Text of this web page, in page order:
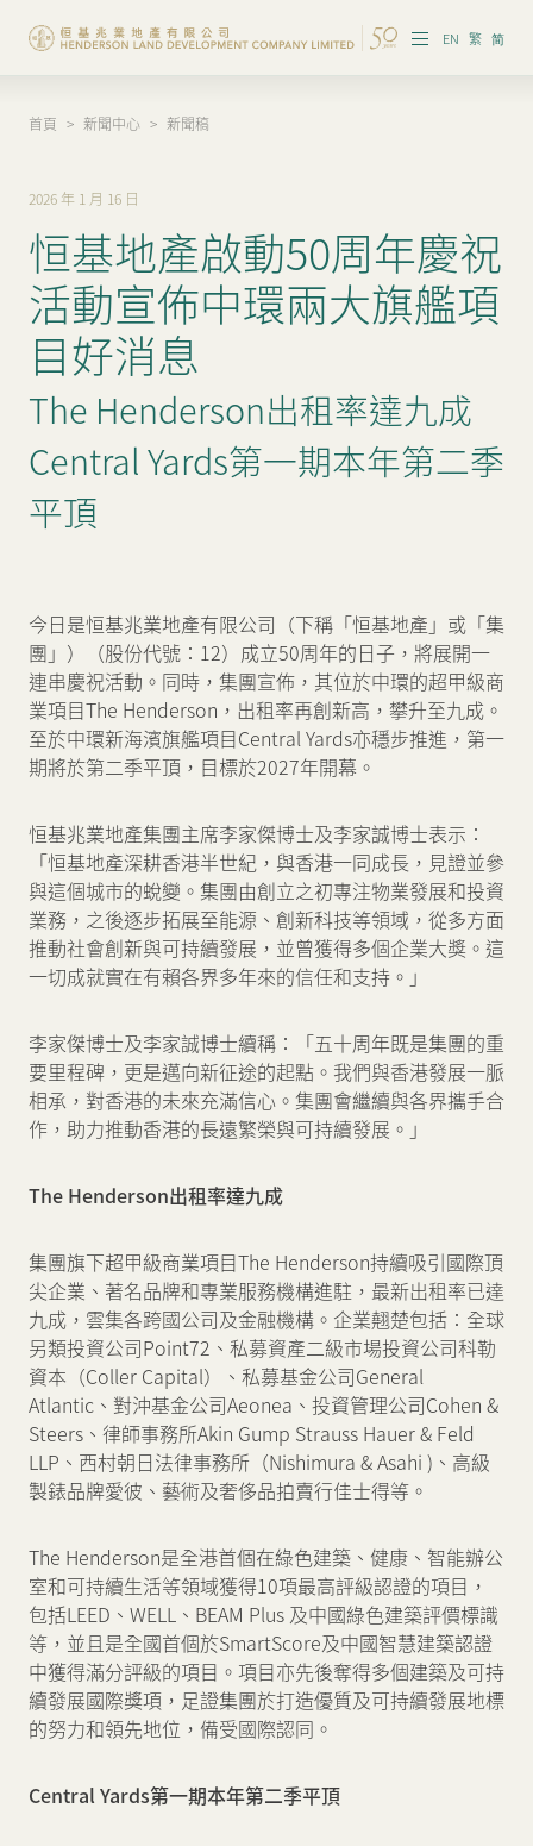
EN 繁 简
集團概覽
投資者資訊
香港物業
內地物業
企業管治
可持續發展
我們的團隊
品牌理念
聯絡我們 網頁連結
首頁 > 新聞中心 > 新聞稿
2026 年 1 月 16 日
恒基地產啟動50周年慶祝
活動宣佈中環兩大旗艦項
目好消息
The Henderson出租率達九成
Central Yards第一期本年第二季
平頂
今日是恒基兆業地產有限公司（下稱「恒基地產」或「集
團」）（股份代號：12）成立50周年的日子，將展開一
連串慶祝活動。同時，集團宣佈，其位於中環的超甲級商
業項目The Henderson，出租率再創新高，攀升至九成。
至於中環新海濱旗艦項目Central Yards亦穩步推進，第一
期將於第二季平頂，目標於2027年開幕。
恒基兆業地產集團主席李家傑博士及李家誠博士表示：
「恒基地產深耕香港半世紀，與香港一同成長，見證並參
與這個城市的蛻變。集團由創立之初專注物業發展和投資
業務，之後逐步拓展至能源、創新科技等領域，從多方面
推動社會創新與可持續發展，並曾獲得多個企業大獎。這
一切成就實在有賴各界多年來的信任和支持。」
李家傑博士及李家誠博士續稱：「五十周年既是集團的重
要里程碑，更是邁向新征途的起點。我們與香港發展一脈
相承，對香港的未來充滿信心。集團會繼續與各界攜手合
作，助力推動香港的長遠繁榮與可持續發展。」
The Henderson出租率達九成
集團旗下超甲級商業項目The Henderson持續吸引國際頂
尖企業、著名品牌和專業服務機構進駐，最新出租率已達
九成，雲集各跨國公司及金融機構。企業翹楚包括：全球
另類投資公司Point72、私募資產二級市場投資公司科勒
資本（Coller Capital）、私募基金公司General
Atlantic、對沖基金公司Aeonea、投資管理公司Cohen &
Steers、律師事務所Akin Gump Strauss Hauer & Feld
LLP、西村朝日法律事務所（Nishimura & Asahi )、高級
製錶品牌愛彼、藝術及奢侈品拍賣行佳士得等。
The Henderson是全港首個在綠色建築、健康、智能辦公
室和可持續生活等領域獲得10項最高評級認證的項目，
包括LEED、WELL、BEAM Plus 及中國綠色建築評價標識
等，並且是全國首個於SmartScore及中國智慧建築認證
中獲得滿分評級的項目。項目亦先後奪得多個建築及可持
續發展國際獎項，足證集團於打造優質及可持續發展地標
的努力和領先地位，備受國際認同。
Central Yards第一期本年第二季平頂